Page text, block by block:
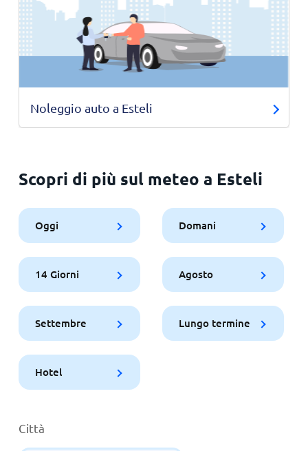
Noleggio auto a Esteli
Scopri di più sul meteo a Esteli
Oggi Domani
14 Giorni Agosto
Settembre Lungo termine
Hotel
Città